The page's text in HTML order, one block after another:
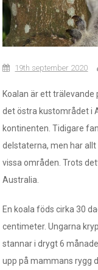
19th september 2020
Koalan är ett
det östra kustområdet i
kontinenten. Tidigare
delstaterna, men har
vissa områden. Trots
Australia.
En koala föds cirka 30
centimeter. Ungarna
stannar i drygt 6
upp på mammans rygg